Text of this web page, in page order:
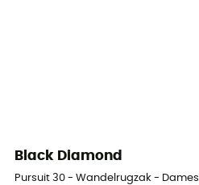
Black Diamond
Pursuit 30 - Wandelrugzak - Dames